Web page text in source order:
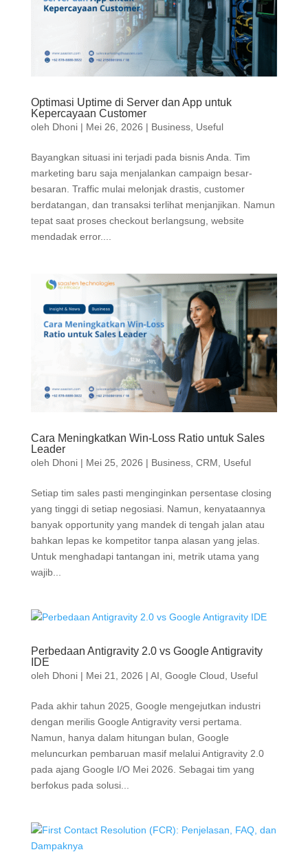
Optimasi Uptime di Server dan App untuk
Kepercayaan Customer
oleh Dhoni| Mei 26, 2026 | Business, Useful
Bayangkan situasi ini terjadi pada bisnis Anda. Tim
marketing baru saja menjalankan campaign besar-
besaran. Traffic mulai melonjak drastis, customer
berdatangan, dan transaksi terlihat menjanjikan. Namun
tepat saat proses checkout berlangsung, website
mendadak error....
Cara Meningkatkan Win-Loss Ratio untuk Sales
Leader
oleh Dhoni| Mei 25, 2026 | Business, CRM Useful
Setiap tim sales pasti menginginkan persentase closing
yang tinggi di setiap negosiasi. Namun, kenyataannya
banyak opportunity yang mandek di tengah jalan atau
bahkan lepas ke kompetitor tanpa alasan yang jelas.
Untuk menghadapi tantangan ini, metrik utama yang
wajib...
Perbedaan Antigravity 2.0 vs Google Antigravity
IDE
oleh Dhoni| Mei 21, 2026 | AI Google Cloud Useful
Pada akhir tahun 2025, Google mengejutkan industri
dengan merilis Google Antigravity versi pertama.
Namun, hanya dalam hitungan bulan, Google
meluncurkan pembaruan masif melalui Antigravity 2.0
pada ajang Google I/O Mei 2026. Sebagai tim yang
berfokus pada solusi...